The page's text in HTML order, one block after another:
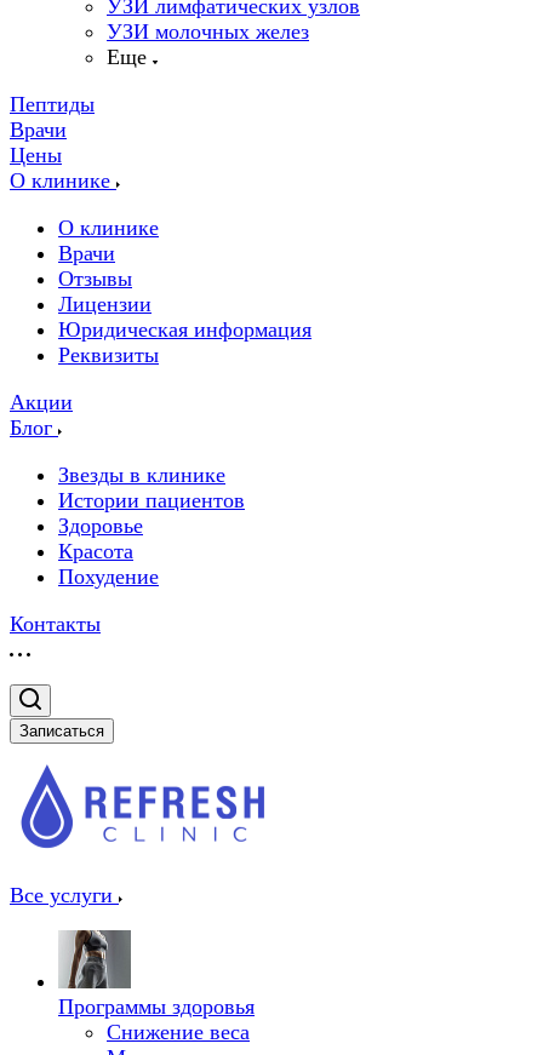
УЗИ лимфатических узлов
УЗИ молочных желез
Еще
Пептиды
Врачи
Цены
О клинике
О клинике
Врачи
Отзывы
Лицензии
Юридическая информация
Реквизиты
Акции
Блог
Звезды в клинике
Истории пациентов
Здоровье
Красота
Похудение
Контакты
Записаться
Все услуги
Программы здоровья
Снижение веса